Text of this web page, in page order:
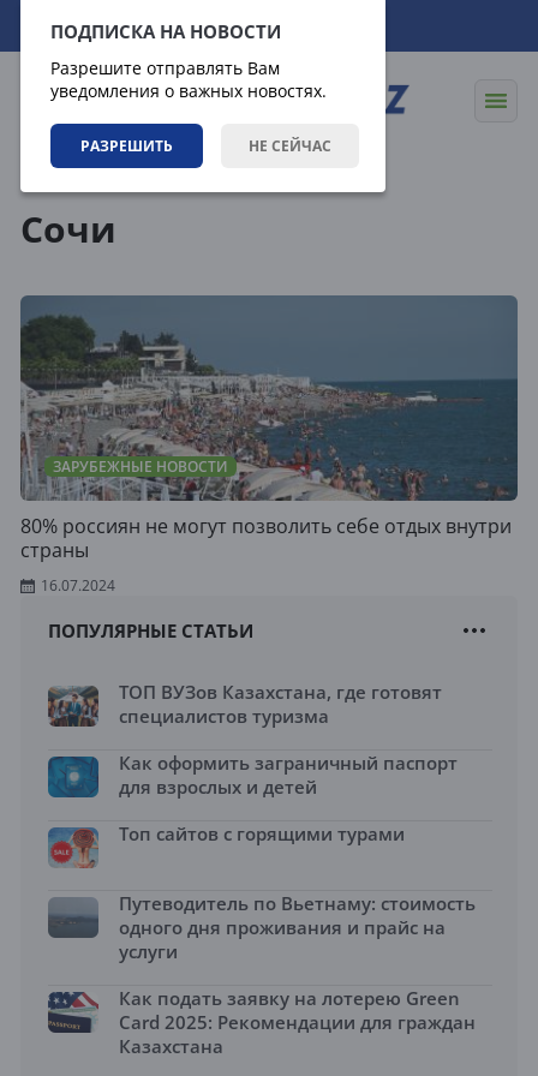
ПОДПИСКА НА НОВОСТИ
Разрешите отправлять Вам
уведомления о важных новостях.
РАЗРЕШИТЬ НЕ СЕЙЧАС
08.08.2026 18:56:36
Сочи
ЗАРУБЕЖНЫЕ НОВОСТИ
80% россиян не могут позволить себе отдых внутри
страны
16.07.2024
ПОПУЛЯРНЫЕ СТАТЬИ
ТОП ВУЗов Казахстана, где готовят
специалистов туризма
Как оформить заграничный паспорт
для взрослых и детей
Топ сайтов с горящими турами
Путеводитель по Вьетнаму: стоимость
одного дня проживания и прайс на
услуги
Как подать заявку на лотерею Green
Card 2025: Рекомендации для граждан
Казахстана